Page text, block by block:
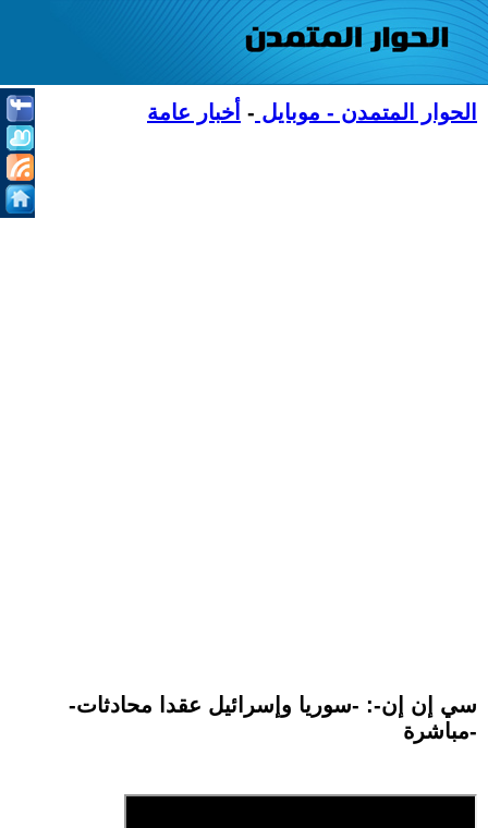
الحوار المتمدن - موبايل - أخبار عامة
-سي إن إن-: -سوريا وإسرائيل عقدا محادثات
مباشرة-